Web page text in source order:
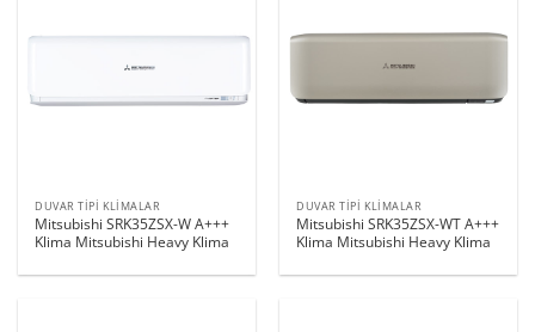
DUVAR TIPI KLIMALAR
Mitsubishi SRK35ZSX-W A+++
Klima Mitsubishi Heavy Klima
DUVAR TIPI KLIMALAR
Mitsubishi SRK35ZSX-WT A+++
Klima Mitsubishi Heavy Klima